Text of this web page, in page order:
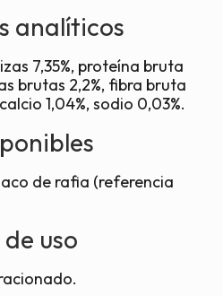
analíticos
7,35%, proteína bruta
brutas 2,2%, fibra bruta
1,04%, sodio 0,03%.
de rafia (referencia
uso